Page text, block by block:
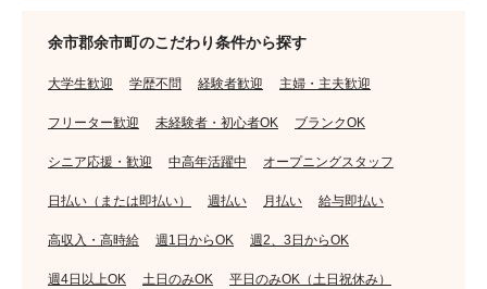
余市郡余市町のこだわり条件から探す
大学生歓迎 学歴不問 経験者歓迎 主婦・主夫歓迎
フリーター歓迎 未経験者・初心者OK ブランクOK
シニア応援・歓迎 中高年活躍中 オープニングスタッフ
日払い（または即払い） 週払い 月払い 給与即払い
高収入・高時給 週1日からOK 週2、3日からOK
週4日以上OK 土日のみOK 平日のみOK（土日祝休み）